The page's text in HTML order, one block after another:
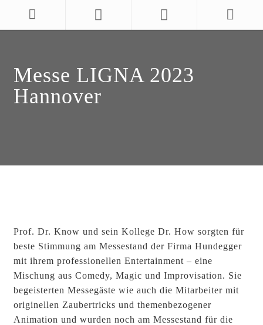
Messe LIGNA 2023
Hannover
Prof. Dr. Know und sein Kollege Dr. How sorgten für
beste Stimmung am Messestand der Firma Hundegger
mit ihrem professionellen Entertainment – eine
Mischung aus Comedy, Magic und Improvisation. Sie
begeisterten Messegäste wie auch die Mitarbeiter mit
originellen Zaubertricks und themenbezogener
Animation und wurden noch am Messestand für die